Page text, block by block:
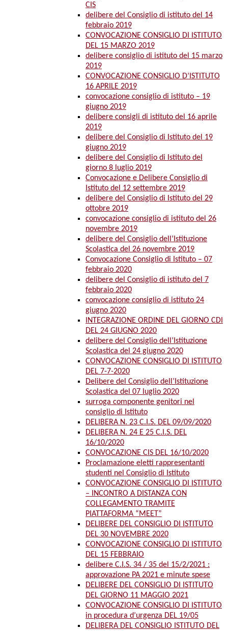
CIS
delibere del Consiglio di istituto del 14
febbraio 2019
CONVOCAZIONE CONSIGLIO DI ISTITUTO
DEL 15 MARZO 2019
delibere consiglio di istituto del 15 marzo
2019
CONVOCAZIONE CONSIGLIO D’ISTITUTO
16 APRILE 2019
convocazione consiglio di istituto – 19
giugno 2019
delibere consigli di istituto del 16 aprile
2019
delibere del Consiglio di Istituto del 19
giugno 2019
delibere del Consiglio di Istituto del
giorno 8 luglio 2019
Convocazione e Delibere Consiglio di
Istituto del 12 settembre 2019
delibere del Consiglio di Istituto del 29
ottobre 2019
convocazione consiglio di istituto del 26
novembre 2019
delibere del Consiglio dell’Istituzione
Scolastica del 26 novembre 2019
Convocazione Consiglio di Istituto – 07
febbraio 2020
delibere del Consiglio di istituto del 7
febbraio 2020
convocazione consiglio di istituto 24
giugno 2020
INTEGRAZIONE ORDINE DEL GIORNO CDI
DEL 24 GIUGNO 2020
delibere del Consiglio dell’Istituzione
Scolastica del 24 giugno 2020
CONVOCAZIONE CONSIGLIO DI ISTITUTO
DEL 7-7-2020
Delibere del Consiglio dell’Istituzione
Scolastica del 07 luglio 2020
surroga componente genitori nel
consiglio di Istituto
DELIBERA N. 23 C.I.S. DEL 09/09/2020
DELIBERA N. 24 E 25 C.I.S. DEL
16/10/2020
CONVOCAZIONE CIS DEL 16/10/2020
Proclamazione eletti rappresentanti
studenti nel Consiglio di Istituto
CONVOCAZIONE CONSIGLIO DI ISTITUTO
– INCONTRO A DISTANZA CON
COLLEGAMENTO TRAMITE
PIATTAFORMA “MEET”
DELIBERE DEL CONSIGLIO DI ISTITUTO
DEL 30 NOVEMBRE 2020
CONVOCAZIONE CONSIGLIO DI ISTITUTO
DEL 15 FEBBRAIO
delibere C.I.S. 34 / 35 del 15/2/2021 :
approvazione PA 2021 e minute spese
DELIBERE DEL CONSIGLIO DI ISTITUTO
DEL GIORNO 11 MAGGIO 2021
CONVOCAZIONE CONSIGLIO DI ISTITUTO
in procedura d’urgenza DEL 19/05
DELIBERA DEL CONSIGLIO ISTITUTO DEL